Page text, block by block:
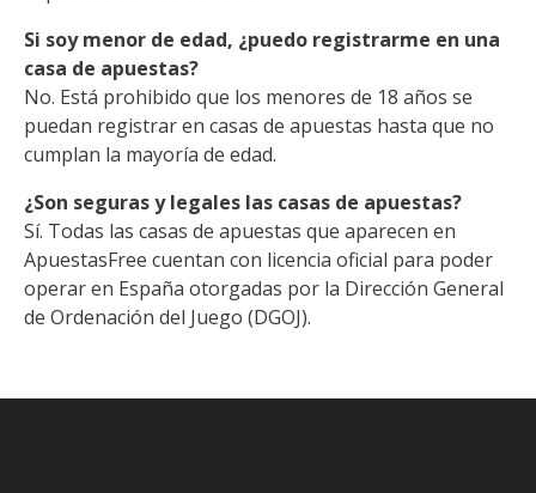
Si soy menor de edad, ¿puedo registrarme en una
casa de apuestas?
No. Está prohibido que los menores de 18 años se
puedan registrar en casas de apuestas hasta que no
cumplan la mayoría de edad.
¿Son seguras y legales las casas de apuestas?
Sí. Todas las casas de apuestas que aparecen en
ApuestasFree cuentan con licencia oficial para poder
operar en España otorgadas por la Dirección General
de Ordenación del Juego (DGOJ).